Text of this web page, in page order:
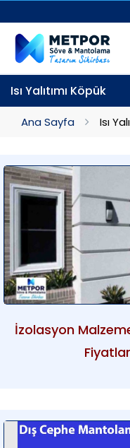
Isı Yalıtımı Köpük
Ana Sayfa Isı
İzolasyon